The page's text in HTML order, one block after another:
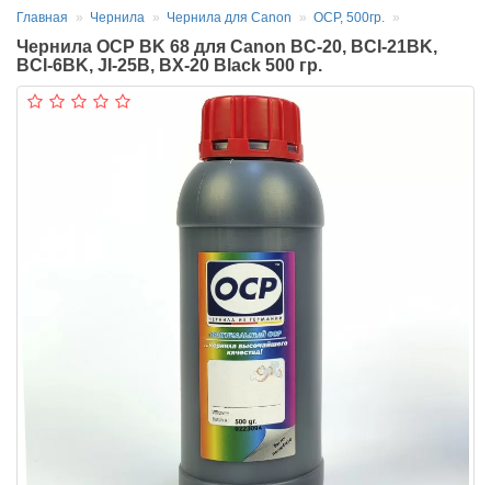
Главная Чернила Чернила для Canon OCP, 500гр.
Чернила OCP BK 68 для Canon BC-20, BCI-21BK,
BCI-6BK, JI-25B, BX-20 Black 500 гр.